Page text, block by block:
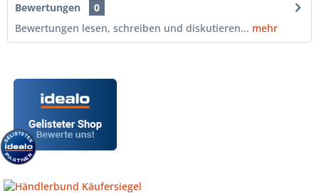
Bewertungen
0
Bewertungen lesen, schreiben und diskutieren... mehr